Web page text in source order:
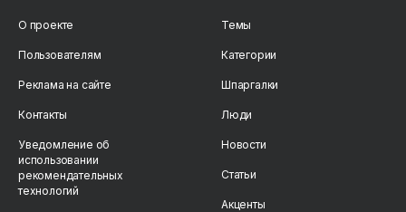
О проекте
Пользователям
Реклама на сайте
Контакты
Уведомление об
использовании
рекомендательных
технологий
Темы
Категории
Шпаргалки
Люди
Новости
Статьи
Акценты